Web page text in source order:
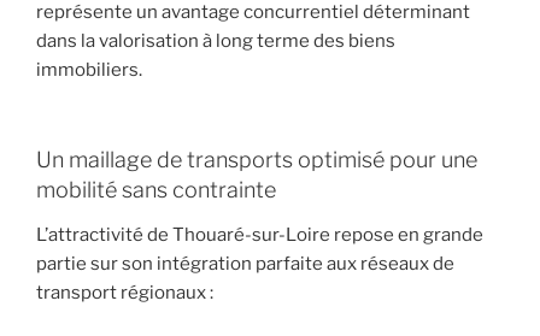
représente un avantage concurrentiel déterminant
dans la valorisation à long terme des biens
immobiliers.
Un maillage de transports optimisé pour une
mobilité sans contrainte
L’attractivité de Thouaré-sur-Loire repose en grande
partie sur son intégration parfaite aux réseaux de
transport régionaux :